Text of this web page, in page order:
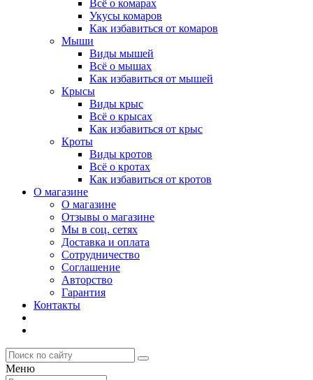
Всё о комарах
Укусы комаров
Как избавиться от комаров
Мыши
Виды мышей
Всё о мышах
Как избавиться от мышей
Крысы
Виды крыс
Всё о крысах
Как избавиться от крыс
Кроты
Виды кротов
Всё о кротах
Как избавиться от кротов
О магазине
О магазине
Отзывы о магазине
Мы в соц. сетях
Доставка и оплата
Сотрудничество
Соглашение
Авторство
Гарантия
Контакты
Меню